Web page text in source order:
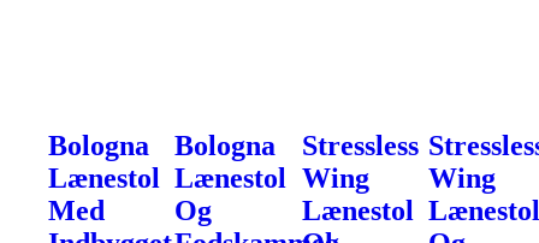
Bologna
Lænestol
Med
Bologna
Lænestol
Og
Stressless
Wing
Lænestol
Wing